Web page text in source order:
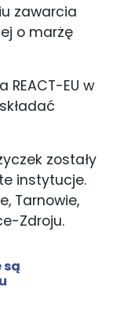
zawarcia
o marżę
REACT-EU w
zostały
instytucje.
Tarnowie,
Zdroju.
są